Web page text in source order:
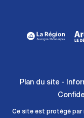
Plan du site
Ce site est protégé par